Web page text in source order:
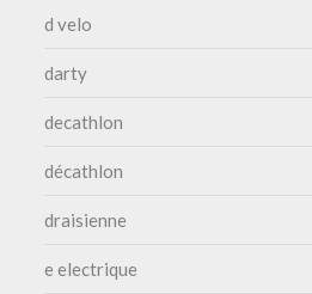
d velo
darty
decathlon
décathlon
draisienne
e electrique